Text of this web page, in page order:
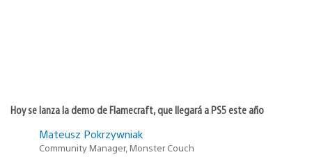
Hoy se lanza la demo de Flamecraft, que llegará a PS5 este año
Mateusz Pokrzywniak
Community Manager, Monster Couch